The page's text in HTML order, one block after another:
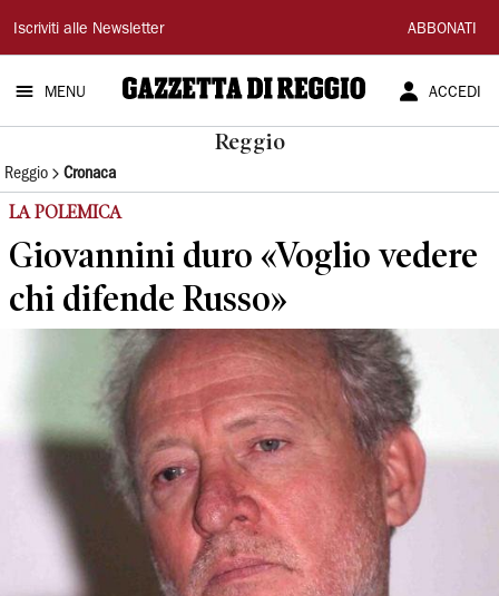
Gazzetta
di
Reggio
Iscriviti alle Newsletter ABBONATI
MENU ACCEDI
Reggio
Reggio Cronaca
LA POLEMICA
Giovannini duro «Voglio vedere
chi difende Russo»